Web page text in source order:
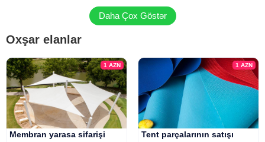
Daha Çox Göstər
Oxşar elanlar
1AZN
Membran yarasa sifarişi
1 AZN
Tent parçalarının satışı